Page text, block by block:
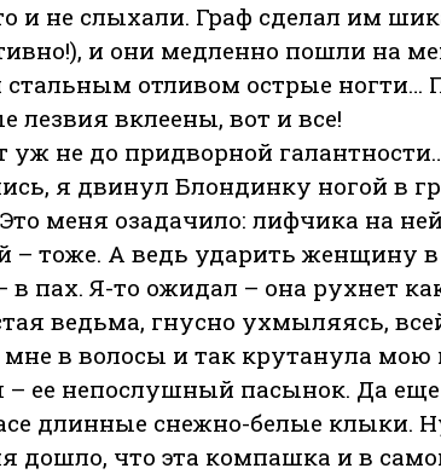
и не слыхали. Граф сделал им
и они медленно пошли на
стальным отливом острые
лезвия вклеены, вот и все!
уж не до придворной
я двинул Блондинку ногой в
меня озадачило: лифчика на
– тоже. А ведь ударить женщину в
пах. Я-то ожидал – она рухнет
ведьма, гнусно ухмыляясь,
в волосы и так крутанула мою
– ее непослушный пасынок. Да
длинные снежно-белые клыки.
дошло, что эта компашка и в